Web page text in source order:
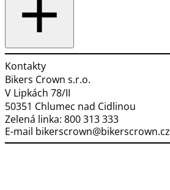
Kontakty
Bikers Crown s.r.o.
V Lipkách 78/II
50351 Chlumec nad Cidlinou
Zelená linka: 800 313 333
E-mail bikerscrown@bikerscrown.cz